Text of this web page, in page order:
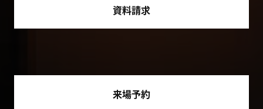
資料請求
来場予約